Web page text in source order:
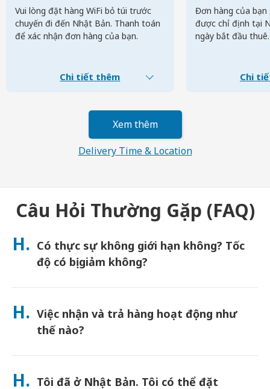
Vui lòng đặt hàng WiFi bỏ túi trước
chuyến đi đến Nhật Bản. Thanh toán
để xác nhận đơn hàng của bạn.
Chi tiết thêm
Đơn hàng của
được chỉ định tại
ngày bắt đầu thuê.
Chi
Xem thêm
Delivery Time & Location
Câu Hỏi Thường Gặp (FAQ)
H. Có thực sự không giới hạn không? Tốc
độ có bị giảm không?
Dung lượng thực sự không giới hạn và Japan Wireless không
thông. Bạn có thể sử dụng bao nhiêu dung lượng tùy thích suốt
cả ngày. (Giống như bất kỳ mạng di động nào, tắc nghẽn nhà
mạng tạm thời có thể ảnh hưởng đến tốc độ). Nếu xảy ra việc
H. Việc nhận và trả hàng hoạt động như
thế nào?
Nhận tại các sân bay chính, hoặc chọn giao hàng đến khách
hành). Đã bao gồm phong bì trả hàng miễn cước—chỉ cần thả
H. Tôi đã ở Nhật Bản. Tôi có thể đặt